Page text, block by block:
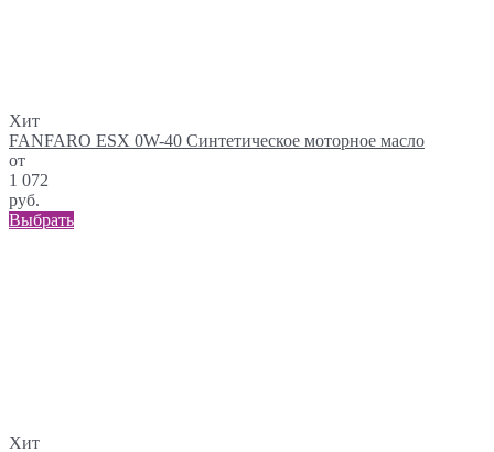
Хит
FANFARO ESX 0W-40 Синтетическое моторное масло
от
1 072
руб.
Выбрать
Хит